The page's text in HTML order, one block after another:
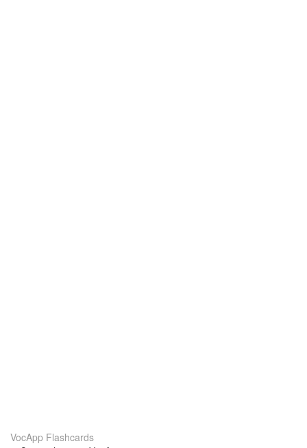
VocApp Flashcards